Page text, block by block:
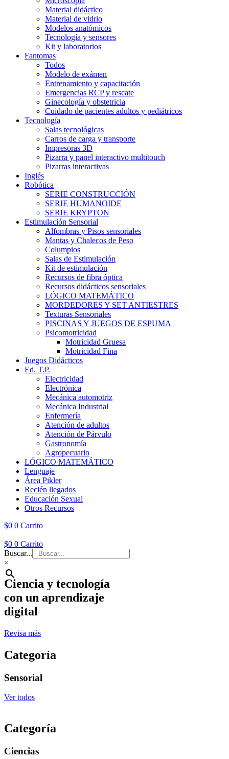
Material didáctico
Material de vidrio
Modelos anatómicos
Tecnología y sensores
Kit y laboratorios
Fantomas
Todos
Modelo de exámen
Entrenamiento y capacitación
Emergencias RCP y rescate
Ginecología y obstetricia
Cuidado de pacientes adultos y pediátricos
Tecnología
Salas tecnológicas
Carros de carga y transporte
Impresoras 3D
Pizarra y panel interactivo multitouch
Pizarras interactivas
Inglés
Robótica
SERIE CONSTRUCCIÓN
SERIE HUMANOIDE
SERIE KRYPTON
Estimulación Sensorial
Alfombras y Pisos sensoriales
Mantas y Chalecos de Peso
Columpios
Salas de Estimulación
Kit de estimulación
Recursos de fibra óptica
Recursos didácticos sensoriales
LÓGICO MATEMÁTICO
MORDEDORES Y SET ANTIESTRES
Texturas Sensoriales
PISCINAS Y JUEGOS DE ESPUMA
Psicomotricidad
Motricidad Gruesa
Motricidad Fina
Juegos Didácticos
Ed. T.P.
Electricidad
Electrónica
Mecánica automotriz
Mecánica Industrial
Enfermería
Atención de adultos
Atención de Párvulo
Gastronomía
Agropecuario
LÓGICO MATEMÁTICO
Lenguaje
Área Pikler
Recién llegados
Educación Sexual
Otros Recursos
$0 0 Carrito
$0 0 Carrito
Buscar...
×
Ciencia y tecnología
con un aprendizaje
digital
Revisa más
Categoría
Sensorial
Ver todos
Categoría
Ciencias